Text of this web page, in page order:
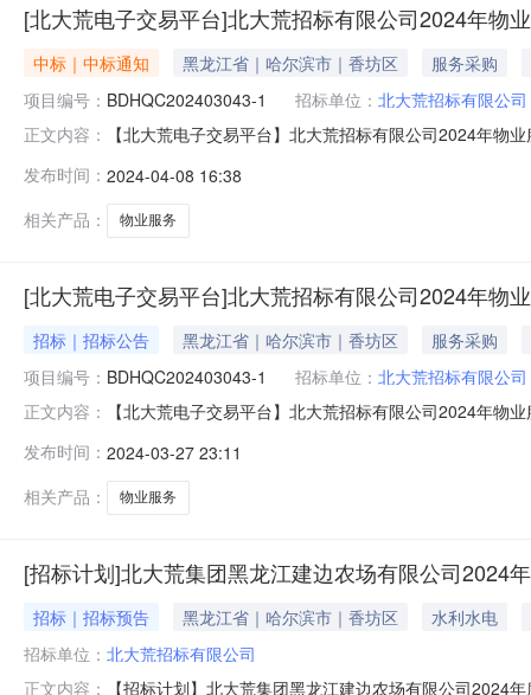
[北大荒电子交易平台]北大荒招标有限公司2024年物
中标｜中标通知 黑龙江省｜哈尔滨市｜香坊区
服务采购
项目编号： BDHQC202403043-1 招标单位： 北大荒招标有限公司
正文内容：
【北大荒电子交易平台】北大荒招标有限公司2024年物
型维修及楼内搬运服务等，办公楼各楼层日常清洁服务
服务（黑龙江）有限公司；地
发布时间： 2024-04-08 16:38
相关产品：
物业服务
[北大荒电子交易平台]北大荒招标有限公司2024年物
招标｜招标公告 黑龙江省｜哈尔滨市｜香坊区
服务采购
项目编号： BDHQC202403043-1 招标单位： 北大荒招标有限公司
正文内容：
【北大荒电子交易平台】北大荒招标有限公司2024年物
实；5.预算金额：人民币676,100.00元；6.本项目是否
发布时间： 2024-03-27 23:11
相关产品：
物业服务
[招标计划]北大荒集团黑龙江建边农场有限公司2024
招标｜招标预告 黑龙江省｜哈尔滨市｜香坊区
水利水电
招标单位： 北大荒招标有限公司
正文内容：
【招标计划】北大荒集团黑龙江建边农场有限公司2024